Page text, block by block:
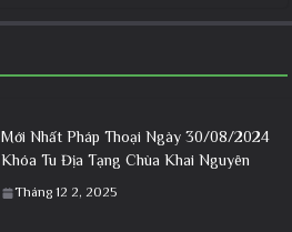
Mới Nhất Pháp Thoại Ngày 30/08/2024
Khóa Tu Địa Tạng Chùa Khai Nguyên
Tháng 12 2, 2025